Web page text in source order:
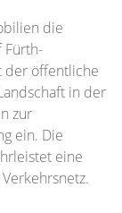
die
Fürth-
der öffentliche
in der
zur
ein. Die
eine